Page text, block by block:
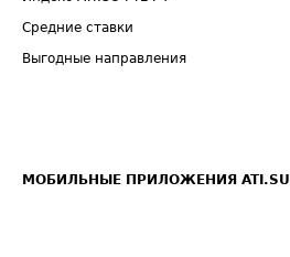
Средние ставки
Выгодные направления
МОБИЛЬНЫЕ ПРИЛОЖЕНИЯ ATI.SU